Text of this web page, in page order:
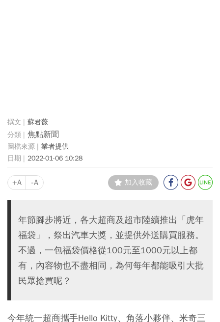
蘇君薇
焦點新聞
業者提供
2022-01-06 10:28
+A -A 加入收藏
年節腳步將近，各大超商及超市陸續推出「虎年
福袋」，祭出汽車大獎，並提供外送購買服務。
不過，一包福袋價格從100元至1000元以上都
有，內容物也不盡相同，為何每年都能吸引大批
民眾搶買呢？
今年統一超商攜手Hello Kitty、角落小夥伴、米奇三